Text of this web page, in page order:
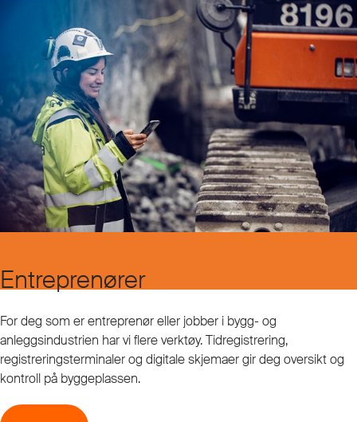
Entreprenører
For deg som er entreprenør eller jobber i bygg- og
anleggsindustrien har vi flere verktøy. Tidregistrering,
registreringsterminaler og digitale skjemaer gir deg oversikt og
kontroll på byggeplassen.